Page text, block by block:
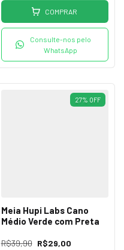
COMPRAR
Consulte-nos pelo
WhatsApp
27% OFF
Meia Hupi Labs Cano
Médio Verde com Preta
R$39,90 R$29,00